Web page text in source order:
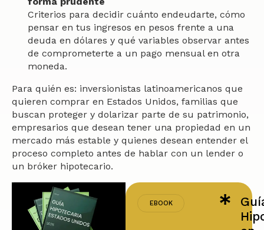
Criterios para decidir cuánto endeudarte, cómo
pensar en tus ingresos en pesos frente a una
deuda en dólares y qué variables observar antes
de comprometerte a un pago mensual en otra
moneda.
Para quién es: inversionistas latinoamericanos que
quieren comprar en Estados Unidos, familias que
buscan proteger y dolarizar parte de su patrimonio,
empresarios que desean tener una propiedad en un
mercado más estable y quienes desean entender el
proceso completo antes de hablar con un lender o
un bróker hipotecario.
EBOOK